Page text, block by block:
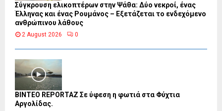
Σύγκρουση ελικοπτέρων στην Ψάθα: Δύο νεκροί, ένας
Έλληνας και ένας Ρουμάνος – Εξετάζεται το ενδεχόμενο
ανθρώπινου λάθους
2 August 2026 0
BINTEO REPORTAZ Σε ύφεση η φωτιά στα Φύχτια
Αργολίδας.